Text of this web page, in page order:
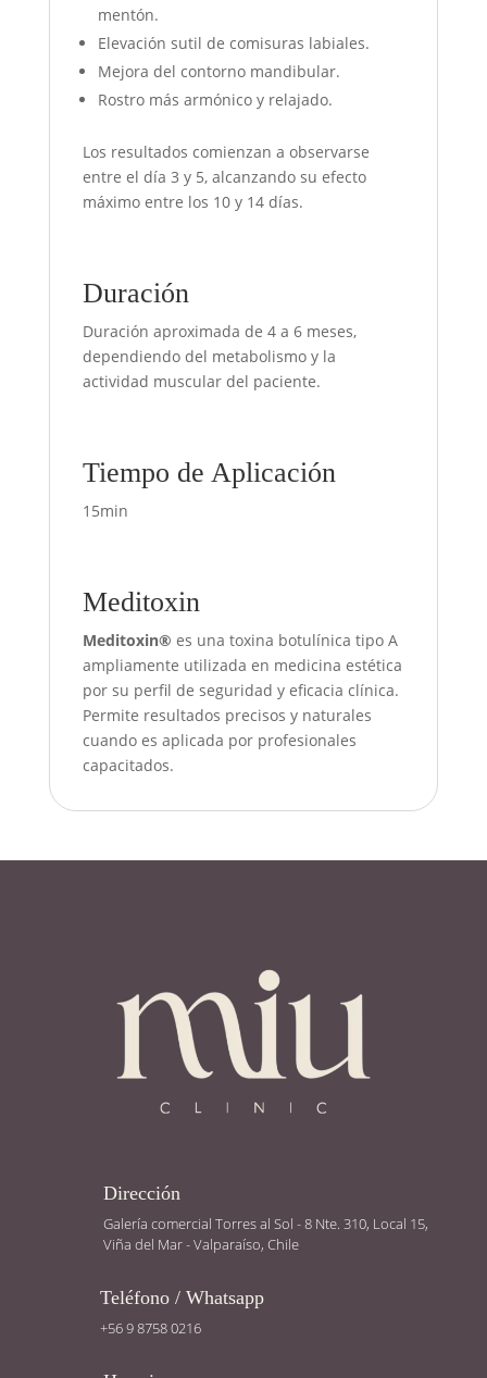
mentón.
Elevación sutil de comisuras labiales.
Mejora del contorno mandibular.
Rostro más armónico y relajado.
Los resultados comienzan a observarse
entre el día 3 y 5, alcanzando su efecto
máximo entre los 10 y 14 días.
Duración
Duración aproximada de 4 a 6 meses,
dependiendo del metabolismo y la
actividad muscular del paciente.
Tiempo de Aplicación
15min
Meditoxin
Meditoxin® es una toxina botulínica tipo A
ampliamente utilizada en medicina estética
por su perfil de seguridad y eficacia clínica.
Permite resultados precisos y naturales
cuando es aplicada por profesionales
capacitados.
Dirección
Galería comercial Torres al Sol - 8 Nte. 310, Local 15,
Viña del Mar - Valparaíso, Chile
Teléfono / Whatsapp
+56 9 8758 0216